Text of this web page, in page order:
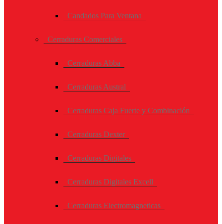
Candados Para Ventana
Cerraduras Comerciales
Cerraduras Abba
Cerraduras Austral
Cerraduras Caja Fuerte y Combinación
Cerraduras Dexter
Cerraduras Digitales
Cerraduras Digitales Excell
Cerraduras Electromagneticas